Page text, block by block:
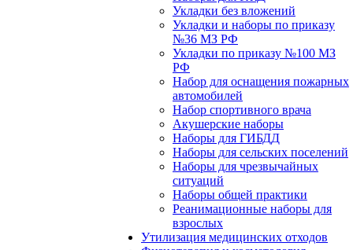
Укладки без вложений
Укладки и наборы по приказу
№36 МЗ РФ
Укладки по приказу №100 МЗ
РФ
Набор для оснащения пожарных
автомобилей
Набор спортивного врача
Акушерские наборы
Наборы для ГИБДД
Наборы для сельских поселений
Наборы для чрезвычайных
ситуаций
Наборы общей практики
Реанимационные наборы для
взрослых
Утилизация медицинских отходов